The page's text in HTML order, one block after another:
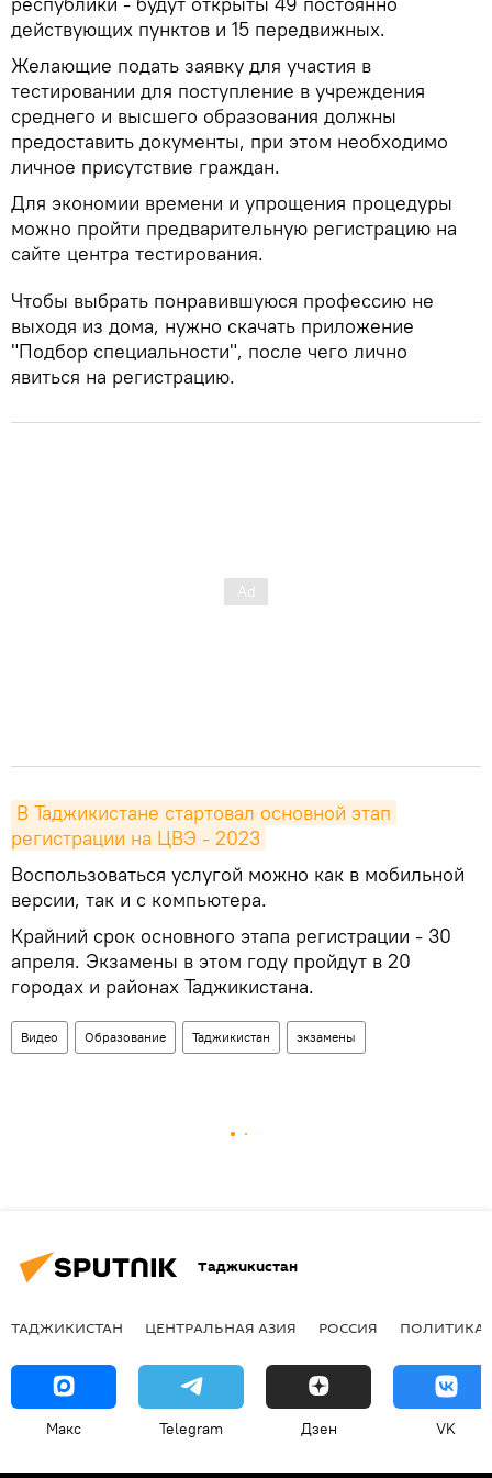
действующих пунктов и 15 передвижных.
Желающие подать заявку для участия в
тестировании для поступление в учреждения
среднего и высшего образования должны
предоставить документы, при этом необходимо
личное присутствие граждан.
Для экономии времени и упрощения процедуры
можно пройти предварительную регистрацию на
сайте центра тестирования.
Чтобы выбрать понравившуюся профессию не
выходя из дома, нужно скачать приложение
"Подбор специальности", после чего лично
явиться на регистрацию.
В Таджикистане стартовал основной этап
регистрации на ЦВЭ - 2023
Воспользоваться услугой можно как в мобильной
версии, так и с компьютера.
Крайний срок основного этапа регистрации - 30
апреля. Экзамены в этом году пройдут в 20
городах и районах Таджикистана.
Видео Образование Таджикистан экзамены
Таджикистан
ТАДЖИКИСТАН ЦЕНТРАЛЬНАЯ АЗИЯ РОССИЯ ПОЛИТИКА
Макс Telegram Дзен VK